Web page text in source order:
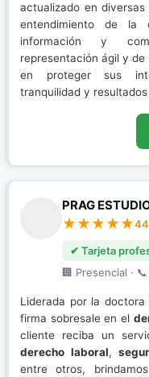
actualizado en
entendimiento de la
información y
representación ágil y
en proteger sus
tranquilidad y
PRAG
✔ Tarjeta
🏢 Presencial ·
Liderada por la
firma sobresale en el
cliente reciba un
derecho laboral,
entre otros,